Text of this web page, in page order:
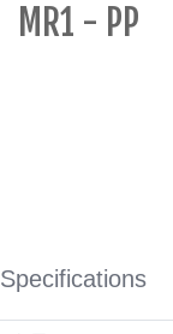
MR1 - PP
Specifications